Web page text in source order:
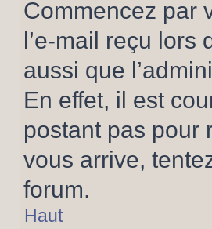
Commencez par
l’e-mail reçu lors
aussi que
En effet, il est
postant pas pour
vous arrive,
forum.
Haut